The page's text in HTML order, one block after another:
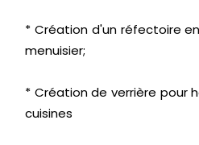
* Création d'un réfectoire
menuisier;
* Création de verrière pour
cuisines